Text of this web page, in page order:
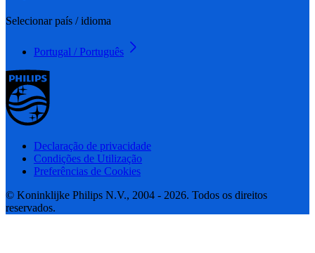
Selecionar país / idioma
Portugal / Português
Declaração de privacidade
Condições de Utilização
Preferências de Cookies
© Koninklijke Philips N.V., 2004 - 2026. Todos os direitos
reservados.